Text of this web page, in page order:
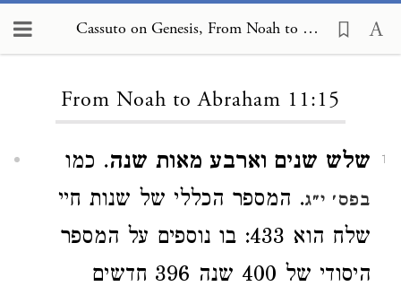
Cassuto on Genesis, From Noah to Abraham 11:15
From Noah to Abraham 11:15
1 שלש שנים וארבע מאות שנה. כמו
בפס׳ י״ג. המספר הכללי של שנות חיי
שלח הוא 433: בו נוספים על המספר
היסודי של 400 שנה 396 חדשים